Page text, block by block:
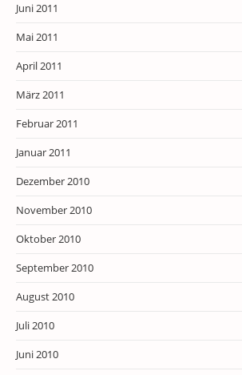
Juni 2011
Mai 2011
April 2011
März 2011
Februar 2011
Januar 2011
Dezember 2010
November 2010
Oktober 2010
September 2010
August 2010
Juli 2010
Juni 2010